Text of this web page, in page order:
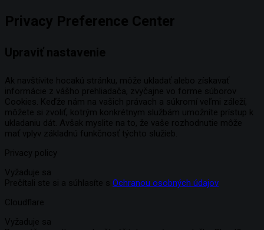
Privacy Preference Center
Upraviť nastavenie
Ak navštívite hocakú stránku, môže ukladať alebo získavať
informácie z vášho prehliadača, zvyčajne vo forme súborov
Cookies. Keďže nám na vašich právach a súkromí veľmi záleží,
môžete si zvoliť, kotrým konkrétnym službám umožníte prístup k
ukladaniu dát. Avšak myslite na to, že vaše rozhodnutie môže
mať vplyv základnú funkčnosť týchto služieb.
Privacy policy
Vyžaduje sa
Prečítali ste si a súhlasíte s Ochranou osobných údajov
Cloudflare
Vyžaduje sa